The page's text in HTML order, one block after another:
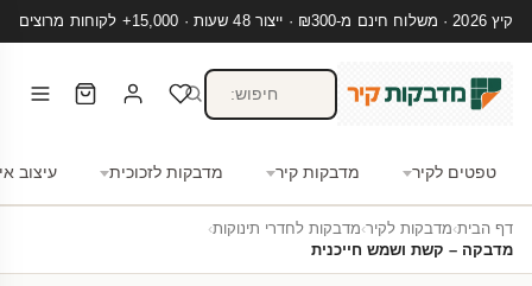
קיץ 2026 · משלוח חינם מ-₪300 · ייצור 48 שעות · 15,000+ לקוחות מרוצים
טפטים לקיר מדבקות קיר מדבקות לזכוכית עיצוב
דף הבית›מדבקות לקיר›מדבקות לחדרי תינוקות›
מדבקה – קשת ושמש חייכנית